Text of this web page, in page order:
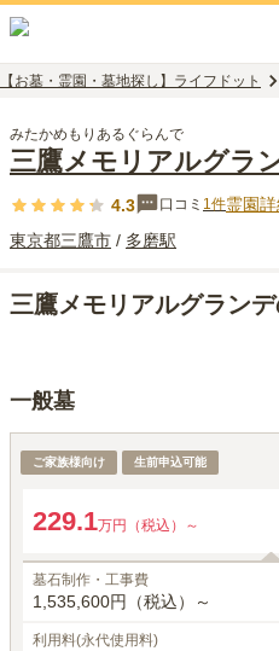
【お墓・霊園・墓地探し】ライフドット
みたかめもりあるぐらんで
三鷹メモリアルグラ
4.3 口コミ 1件霊園
東京都三鷹市 / 多磨駅
三鷹メモリアルグラン
一般墓
一般墓所
ご家族様向け 生前申込可能
229.1万円（税込）～
墓石制作・工事費
1,535,600円（税込）～
利用料(永代使用料)